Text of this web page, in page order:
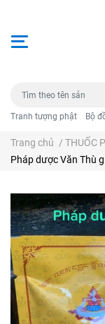
Tranh tượng phật Bộ
Trang chủ / THUỐC
Pháp dược Văn Thù